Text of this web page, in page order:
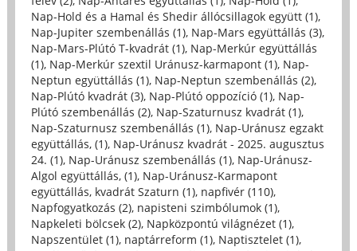
Nap-Hold és a Hamal és Shedir állócsillagok együtt (1),
Nap-Jupiter szembenállás (1), Nap-Mars együttállás (3),
Nap-Mars-Plútó T-kvadrát (1), Nap-Merkúr együttállás
(1), Nap-Merkúr szextil Uránusz-karmapont (1), Nap-
Neptun együttállás (1), Nap-Neptun szembenállás (2),
Nap-Plútó kvadrát (3), Nap-Plútó oppozíció (1), Nap-
Plútó szembenállás (2), Nap-Szaturnusz kvadrát (1),
Nap-Szaturnusz szembenállás (1), Nap-Uránusz egzakt
együttállás, (1), Nap-Uránusz kvadrát - 2025. augusztus
24. (1), Nap-Uránusz szembenállás (1), Nap-Uránusz-
Algol együttállás, (1), Nap-Uránusz-Karmapont
együttállás, kvadrát Szaturn (1), napfivér (110),
Napfogyatkozás (2), napisteni szimbólumok (1),
Napkeleti bölcsek (2), Napközpontú világnézet (1),
Napszentület (1), naptárreform (1), Naptisztelet (1),